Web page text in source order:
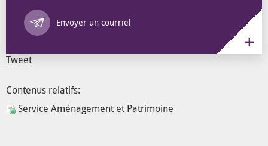
Envoyer un courriel
Annuaire
Tweet
Contenus relatifs:
Service Aménagement et Patrimoine